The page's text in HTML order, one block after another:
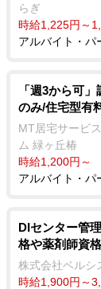
らぎ
時給1,225円～
アルバイト・パ
「週3から可
のみ/住宅型有
MT居宅サービ
ム 緑ヶ丘椿
時給1,200円～
アルバイト・パ
DIセンター管
格や薬剤師資
株式会社ベルシ
時給1,900円～